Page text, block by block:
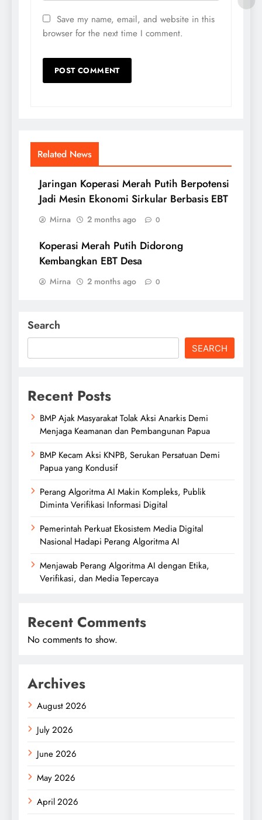
Save my name, email, and website in this
browser for the next time I comment.
Related News
Jaringan Koperasi Merah Putih Berpotensi
Jadi Mesin Ekonomi Sirkular Berbasis EBT
Mirna 2 months ago 0
Koperasi Merah Putih Didorong
Kembangkan EBT Desa
Mirna 2 months ago 0
Search
SEARCH
Recent Posts
BMP Ajak Masyarakat Tolak Aksi Anarkis Demi
Menjaga Keamanan dan Pembangunan Papua
BMP Kecam Aksi KNPB, Serukan Persatuan Demi
Papua yang Kondusif
Perang Algoritma AI Makin Kompleks, Publik
Diminta Verifikasi Informasi Digital
Pemerintah Perkuat Ekosistem Media Digital
Nasional Hadapi Perang Algoritma AI
Menjawab Perang Algoritma AI dengan Etika,
Verifikasi, dan Media Tepercaya
Recent Comments
No comments to show.
Archives
August 2026
July 2026
June 2026
May 2026
April 2026